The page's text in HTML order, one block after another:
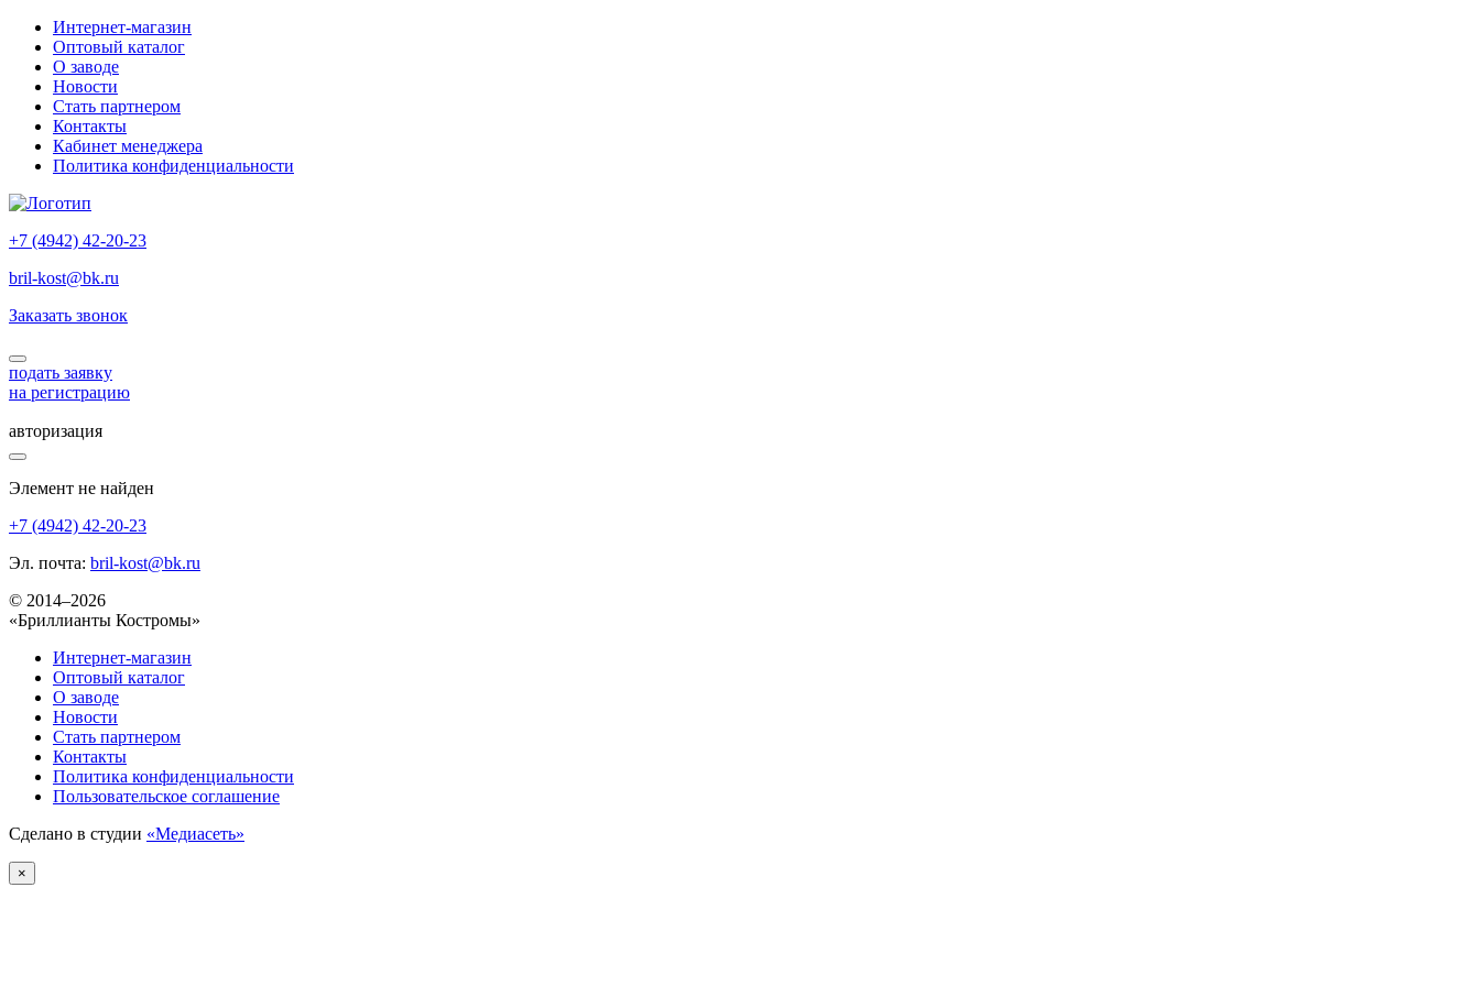
Интернет-магазин
Оптовый каталог
О заводе
Новости
Стать партнером
Контакты
Кабинет менеджера
Политика конфиденциальности
+7 (4942) 42-20-23
bril-kost@bk.ru
Заказать звонок
подать заявку
на регистрацию
авторизация
Элемент не найден
+7 (4942) 42-20-23
Эл. почта: bril-kost@bk.ru
© 2014–2026
«Бриллианты Костромы»
Интернет-магазин
Оптовый каталог
О заводе
Новости
Стать партнером
Контакты
Политика конфиденциальности
Пользовательское соглашение
Сделано в студии «Медиасеть»
×